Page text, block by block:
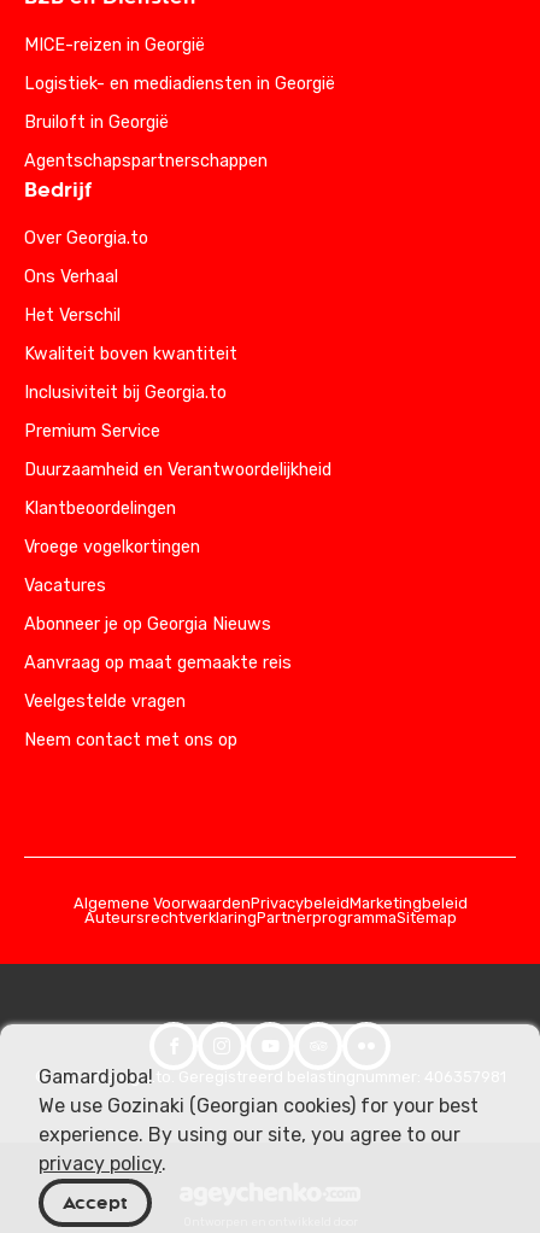
MICE-reizen in Georgië
Logistiek- en mediadiensten in Georgië
Bruiloft in Georgië
Agentschapspartnerschappen
Bedrijf
Over Georgia.to
Ons Verhaal
Het Verschil
Kwaliteit boven kwantiteit
Inclusiviteit bij Georgia.to
Premium Service
Duurzaamheid en Verantwoordelijkheid
Klantbeoordelingen
Vroege vogelkortingen
Vacatures
Abonneer je op Georgia Nieuws
Aanvraag op maat gemaakte reis
Veelgestelde vragen
Neem contact met ons op
Algemene VoorwaardenPrivacybeleidMarketingbeleid
AuteursrechtverklaringPartnerprogrammaSitemap
© 2026 Georgia.to. Geregistreerd belastingnummer: 406357981
Gamardjoba!
We use Gozinaki (Georgian cookies) for your best
experience. By using our site, you agree to our
privacy policy.
Accept